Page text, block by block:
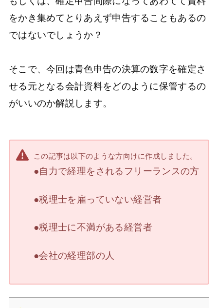
をかき集めてとりあえず申告することもあるの
ではないでしょうか？
そこで、今回は青色申告の決算の数字を確定さ
せる元となる会計資料をどのように保管するの
がいいのか解説します。
この記事は以下のような方向けに作成しました。
●自力で経理をされるフリーランスの方
●税理士を雇っていない経営者
●税理士に不満がある経営者
●会社の経理部の人